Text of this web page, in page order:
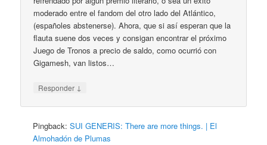
moderado entre el fandom del otro lado del Atlántico,
(españoles abstenerse). Ahora, que si así esperan que la
flauta suene dos veces y consigan encontrar el próximo
Juego de Tronos a precio de saldo, como ocurrió con
Gigamesh, van listos…
Responder ↓
Pingback:SUI GENERIS: There are more things. | El
Almohadón de Plumas